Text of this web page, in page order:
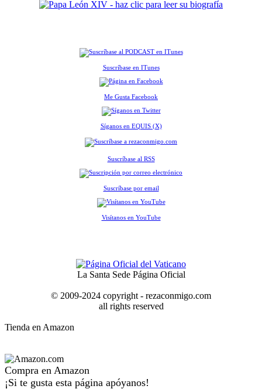
Suscríbase en ITunes
Me Gusta Facebook
Síganos en EQUIS (X)
Suscríbase al RSS
Suscríbase por email
Visítanos en YouTube
La Santa Sede Página Oficial
© 2009-2024 copyright - rezaconmigo.com
all rights reserved
Tienda en Amazon
Compra en Amazon
¡Si te gusta esta página apóyanos!